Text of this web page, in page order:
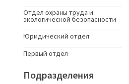
Отдел охраны труда и
экологической безопасности
Юридический отдел
Первый отдел
Подразделения